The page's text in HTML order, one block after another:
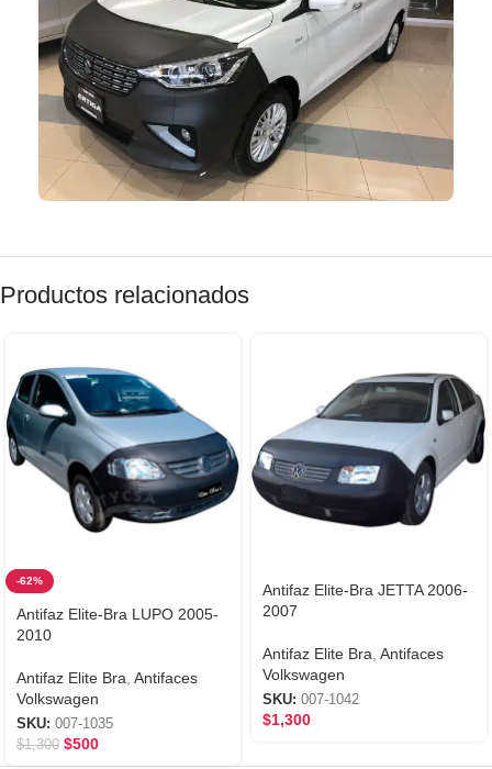
Productos relacionados
-62%
Antifaz Elite-Bra LUPO 2005-
2010
Antifaz Elite Bra Antifaces
Volkswagen
SKU: 007-1035
$1,300 $500
Antifaz Elite-Bra JETTA 2006-
2007
Antifaz Elite Bra Antifaces
Volkswagen
SKU: 007-1042
$1,300